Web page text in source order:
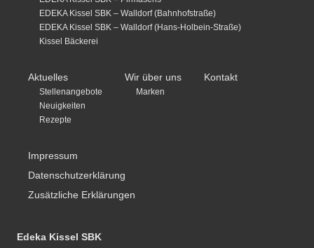
EDEKA Kissel SBK – Walldorf (Bahnhofstraße)
EDEKA Kissel SBK – Walldorf (Hans-Holbein-Straße)
Kissel Bäckerei
Aktuelles
Stellenangebote
Neuigkeiten
Rezepte
Wir über uns
Marken
Kontakt
Impressum
Datenschutzerklärung
Zusätzliche Erklärungen
Edeka Kissel SBK